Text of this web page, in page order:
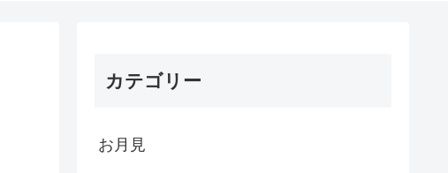
カテゴリー
お月見